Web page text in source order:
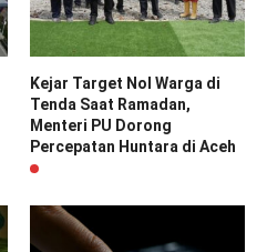
Kejar Target Nol Warga di
Tenda Saat Ramadan,
Menteri PU Dorong
Percepatan Huntara di Aceh